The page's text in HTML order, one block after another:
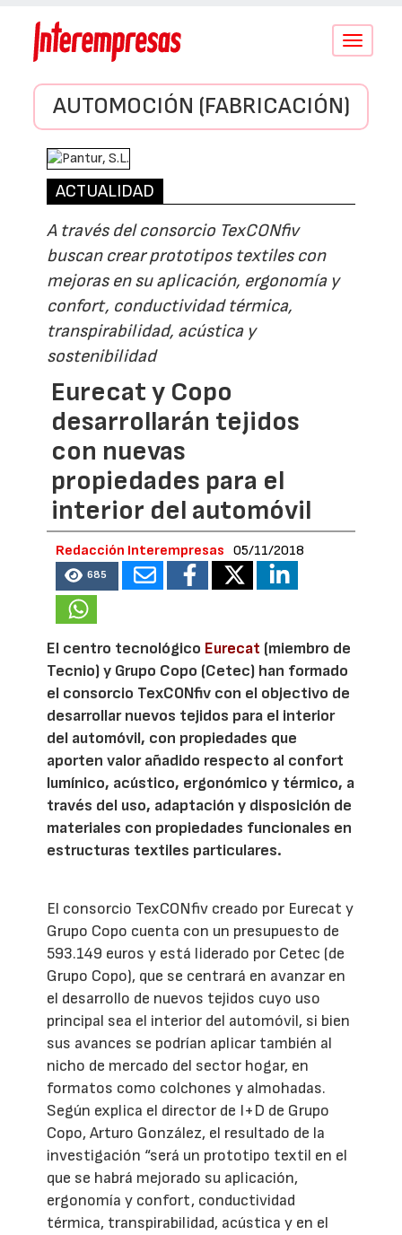
Conmutar
AUTOMOCIÓN (FABRICACIÓN)
ACTUALIDAD
A través del consorcio TexCONfiv
buscan crear prototipos textiles con
mejoras en su aplicación, ergonomía y
confort, conductividad térmica,
transpirabilidad, acústica y
sostenibilidad
Eurecat y Copo
desarrollarán tejidos
con nuevas
propiedades para el
interior del automóvil
Redacción Interempresas 05/11/2018
685
El centro tecnológico Eurecat (miembro de
Tecnio) y Grupo Copo (Cetec) han formado
el consorcio TexCONfiv con el objectivo de
desarrollar nuevos tejidos para el interior
del automóvil, con propiedades que
aporten valor añadido respecto al confort
lumínico, acústico, ergonómico y térmico, a
través del uso, adaptación y disposición de
materiales con propiedades funcionales en
estructuras textiles particulares.
El consorcio TexCONfiv creado por Eurecat y
Grupo Copo cuenta con un presupuesto de
593.149 euros y está liderado por Cetec (de
Grupo Copo), que se centrará en avanzar en
el desarrollo de nuevos tejidos cuyo uso
principal sea el interior del automóvil, si bien
sus avances se podrían aplicar también al
nicho de mercado del sector hogar, en
formatos como colchones y almohadas.
Según explica el director de I+D de Grupo
Copo, Arturo González, el resultado de la
investigación “será un prototipo textil en el
que se habrá mejorado su aplicación,
ergonomía y confort, conductividad
térmica, transpirabilidad, acústica y en el